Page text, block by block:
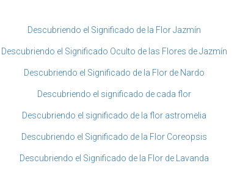
Descubriendo el Significado de la Flor Jazmín
Descubriendo el Significado Oculto de las Flores de Jazmín
Descubriendo el Significado de la Flor de Nardo
Descubriendo el significado de cada flor
Descubriendo el significado de la flor astromelia
Descubriendo el Significado de la Flor Coreopsis
Descubriendo el Significado de la Flor de Lavanda